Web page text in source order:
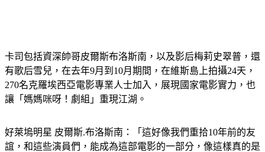
有歌后雪兒，在去年9月到10月期間，在維斯島上拍攝24天，
270名克羅埃西亞電影專業人士加入，展現國家電影實力，也
讓「媽媽咪呀！劇組」重現江湖。
誼，和這些演員們，能成為這部電影的一部分，像這樣真的是
太棒了。」